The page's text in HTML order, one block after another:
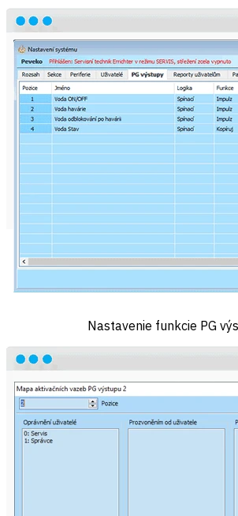
Nastavenie funkcie PG